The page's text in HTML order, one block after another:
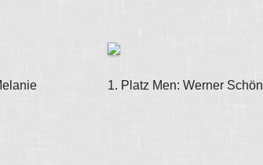
1. Platz Men: Werner Schön